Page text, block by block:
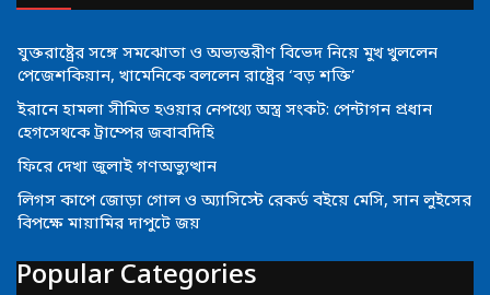
যুক্তরাষ্ট্রের সঙ্গে সমঝোতা ও অভ্যন্তরীণ বিভেদ নিয়ে মুখ খুললেন
পেজেশকিয়ান, খামেনিকে বললেন রাষ্ট্রের ‘বড় শক্তি’
ইরানে হামলা সীমিত হওয়ার নেপথ্যে অস্ত্র সংকট: পেন্টাগন প্রধান
হেগসেথকে ট্রাম্পের জবাবদিহি
ফিরে দেখা জুলাই গণঅভ্যুত্থান
লিগস কাপে জোড়া গোল ও অ্যাসিস্টে রেকর্ড বইয়ে মেসি, সান লুইসের
বিপক্ষে মায়ামির দাপুটে জয়
Popular Categories